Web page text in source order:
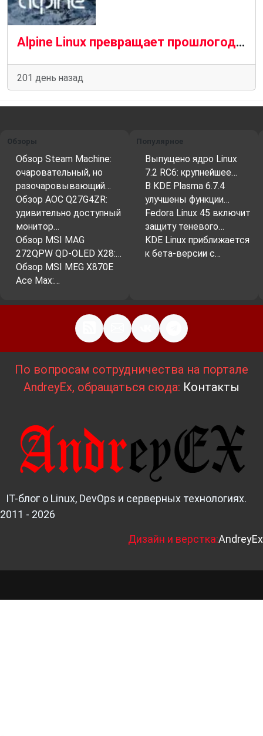
Alpine Linux превращает прошлогодние проблемы с хостингом в долгосрочную стабильность
201 день назад
Обзоры
Обзор Steam Machine:
очаровательный, но
разочаровывающий…
Обзор AOC Q27G4ZR:
удивительно доступный
монитор…
Обзор MSI MAG
272QPW QD-OLED X28:…
Обзор MSI MEG X870E
Ace Max:…
Популярное
Выпущено ядро Linux
7.2 RC6: крупнейшее…
В KDE Plasma 6.7.4
улучшены функции…
Fedora Linux 45 включит
защиту теневого…
KDE Linux приближается
к бета-версии с…
По вопросам сотрудничества на портале
AndreyEx, обращаться сюда: Контакты
IT-блог о Linux, DevOps и серверных технологиях.
2011 - 2026
Дизайн и верстка:AndreyEx